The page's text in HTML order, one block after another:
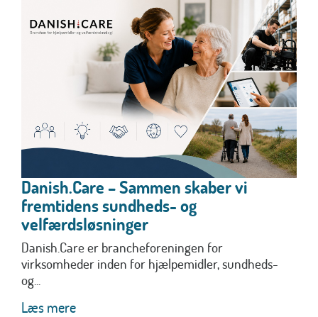
Danish.Care – Sammen skaber vi
fremtidens sundheds- og
velfærdsløsninger
Danish.Care er brancheforeningen for
virksomheder inden for hjælpemidler, sundheds-
og...
Læs mere